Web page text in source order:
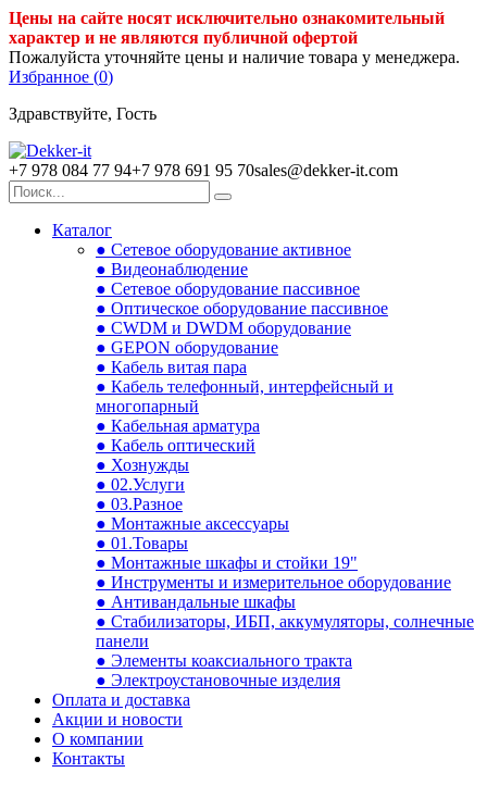
Цены на сайте носят исключительно ознакомительный
характер и не являются публичной офертой
Пожалуйста уточняйте цены и наличие товара у менеджера.
Избранное (0)
Здравствуйте, Гость
+7 978 084 77 94+7 978 691 95 70sales@dekker-it.com
Каталог
● Сетевое оборудование активное
● Видеонаблюдение
● Сетевое оборудование пассивное
● Оптическое оборудование пассивное
● CWDM и DWDM оборудование
● GEPON оборудование
● Кабель витая пара
● Кабель телефонный, интерфейсный и
многопарный
● Кабельная арматура
● Кабель оптический
● Хознужды
● 02.Услуги
● 03.Разное
● Монтажные аксессуары
● 01.Товары
● Монтажные шкафы и стойки 19"
● Инструменты и измерительное оборудование
● Антивандальные шкафы
● Стабилизаторы, ИБП, аккумуляторы, солнечные
панели
● Элементы коаксиального тракта
● Электроустановочные изделия
Оплата и доставка
Акции и новости
О компании
Контакты